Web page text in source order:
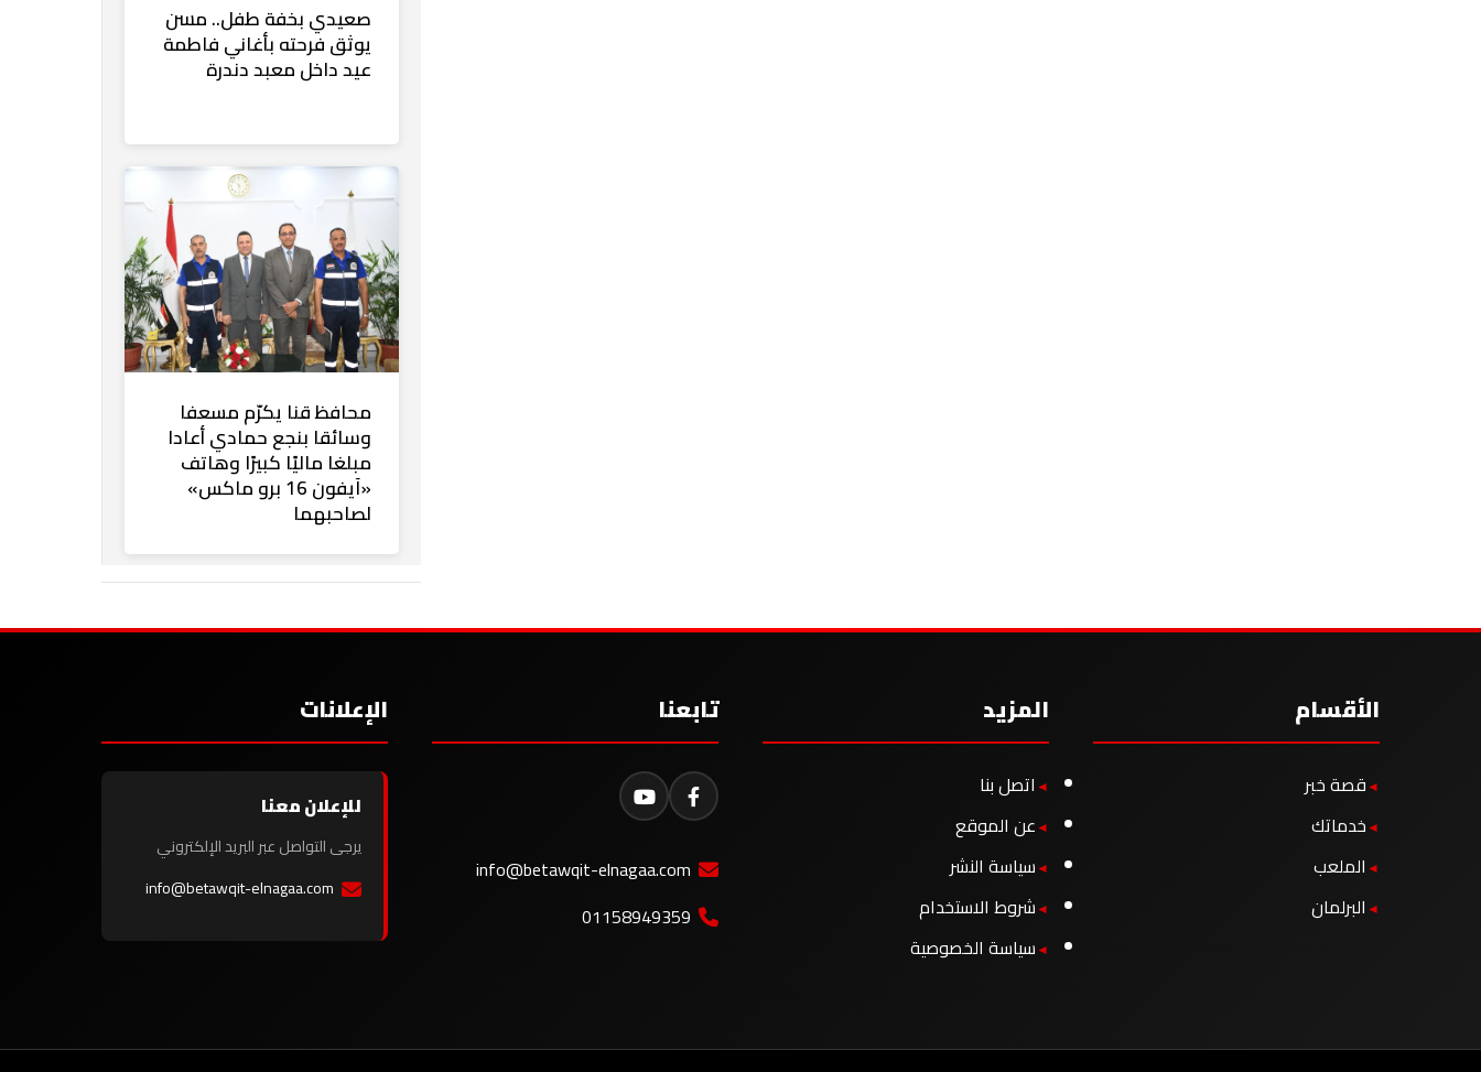
صعيدي بخفة طفل.. مسن
يوثق فرحته بأغاني فاطمة
عيد داخل معبد دندرة
محافظ قنا يكرّم مسعفا
وسائقا بنجع حمادي أعادا
مبلغا ماليًا كبيرًا وهاتف
«آيفون 16 برو ماكس»
لصاحبهما
الأقسام
قصة خبر
خدماتك
الملعب
البرلمان
المزيد
اتصل بنا
عن الموقع
سياسة النشر
شروط الاستخدام
سياسة الخصوصية
تابعنا
info@betawqit-elnagaa.com
01158949359
الإعلانات
للإعلان معنا
يرجى التواصل عبر البريد الإلكتروني
info@betawqit-elnagaa.com